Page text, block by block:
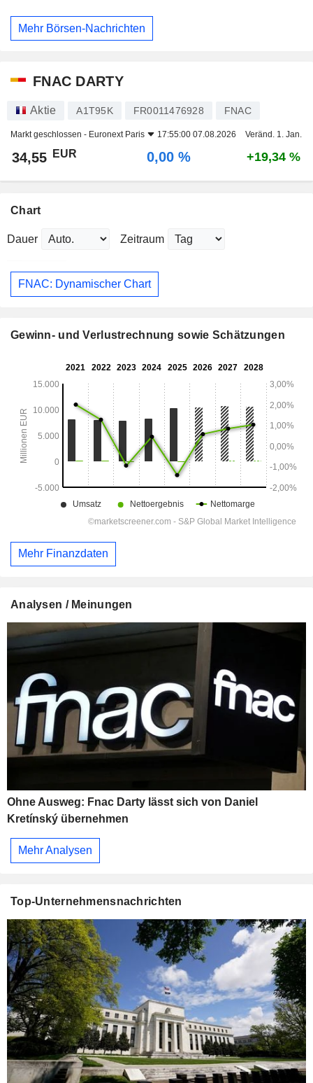
Mehr Börsen-Nachrichten
FNAC DARTY
Aktie A1T95K FR0011476928 FNAC
Markt geschlossen - Euronext Paris 17:55:00 07.08.2026 Veränd. 1. Jan.
34,55 EUR 0,00 % +19,34 %
Chart
Dauer Zeitraum
FNAC: Dynamischer Chart
Gewinn- und Verlustrechnung sowie Schätzungen
Mehr Finanzdaten
Analysen / Meinungen
Ohne Ausweg: Fnac Darty lässt sich von Daniel
Kretínský übernehmen
Mehr Analysen
Top-Unternehmensnachrichten